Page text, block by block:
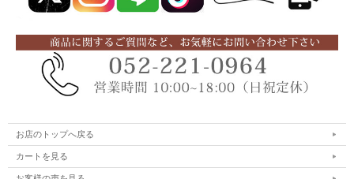
お店のトップへ戻る
カートを見る